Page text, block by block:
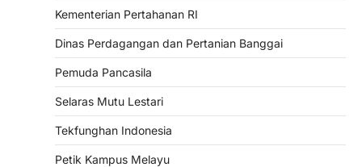
Kementerian Pertahanan RI
Dinas Perdagangan dan Pertanian Banggai
Pemuda Pancasila
Selaras Mutu Lestari
Tekfunghan Indonesia
Petik Kampus Melayu